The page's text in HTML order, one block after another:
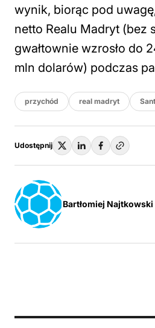
wynik, biorąc pod
netto Realu Madryt (bez
gwałtownie wzrosło do
mln dolarów) podczas
przychód real madryt
Udostępnij
Bartłomiej Najtkowski